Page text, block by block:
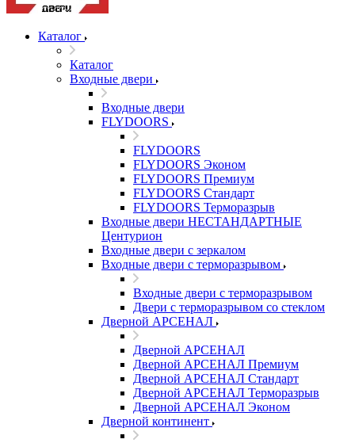
Каталог
Каталог
Входные двери
Входные двери
FLYDOORS
FLYDOORS
FLYDOORS Эконом
FLYDOORS Премиум
FLYDOORS Стандарт
FLYDOORS Терморазрыв
Входные двери НЕСТАНДАРТНЫЕ
Центурион
Входные двери с зеркалом
Входные двери с терморазрывом
Входные двери с терморазрывом
Двери с терморазрывом со стеклом
Дверной АРСЕНАЛ
Дверной АРСЕНАЛ
Дверной АРСЕНАЛ Премиум
Дверной АРСЕНАЛ Стандарт
Дверной АРСЕНАЛ Терморазрыв
Дверной АРСЕНАЛ Эконом
Дверной континент